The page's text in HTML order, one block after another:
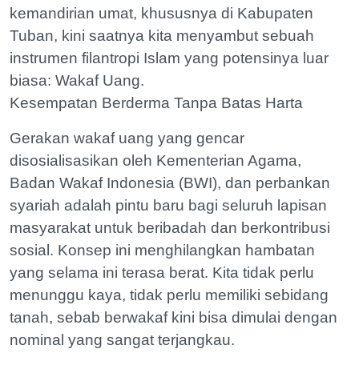
kemandirian umat, khususnya di Kabupaten
Tuban, kini saatnya kita menyambut sebuah
instrumen filantropi Islam yang potensinya luar
biasa: Wakaf Uang.
Kesempatan Berderma Tanpa Batas Harta
Gerakan wakaf uang yang gencar
disosialisasikan oleh Kementerian Agama,
Badan Wakaf Indonesia (BWI), dan perbankan
syariah adalah pintu baru bagi seluruh lapisan
masyarakat untuk beribadah dan berkontribusi
sosial. Konsep ini menghilangkan hambatan
yang selama ini terasa berat. Kita tidak perlu
menunggu kaya, tidak perlu memiliki sebidang
tanah, sebab berwakaf kini bisa dimulai dengan
nominal yang sangat terjangkau.